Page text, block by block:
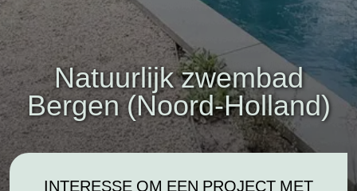
Natuurlijk zwembad
Bergen (Noord-Holland)
INTERESSE OM EEN PROJECT MET